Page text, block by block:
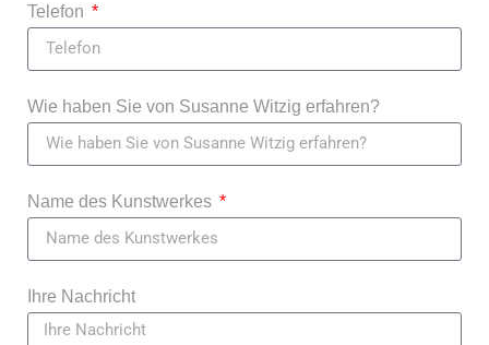
Telefon
Wie haben Sie von Susanne Witzig erfahren?
Name des Kunstwerkes
Ihre Nachricht